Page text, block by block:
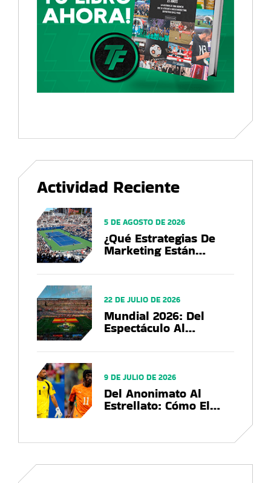
Actividad Reciente
¿Qué Estrategias De
Marketing Están
En El US Open 2026?
5 DE AGOSTO DE 2026
Mundial 2026: Del
Espectáculo Al
Que Deja La Copa Del
22 DE JULIO DE 2026
Del Anonimato Al
Estrellato: Cómo El
En Marcas Globales
9 DE JULIO DE 2026